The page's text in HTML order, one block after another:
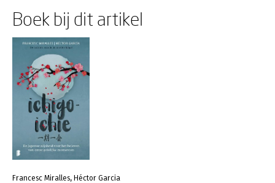
Boek bij dit artikel
Francesc Miralles, Héctor Garcia